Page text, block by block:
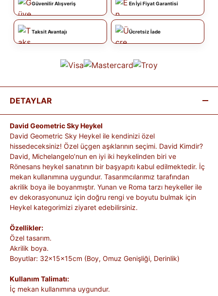
Güvenilir Alışveriş En İyi Fiyat Garantisi
Taksit Avantajı Ücretsiz İade
DETAYLAR
David Geometric Sky Heykel
David Geometric Sky Heykel ile kendinizi özel
hissedeceksiniz! Özel üçgen aşıklarının seçimi. David Kimdir?
David, Michelangelo’nun en iyi iki heykelinden biri ve
Rönesans heykel sanatının bir başyapıtı kabul edilmektedir. İç
mekan kullanımına uygundur. Tasarımcılarımız tarafından
akrilik boya ile boyanmıştır. Yunan ve Roma tarzı heykeller ile
ev dekorasyonunuz için doğru rengi ve boyutu bulmak için
Heykel kategorimizi ziyaret edebilirsiniz.
Özellikler:
Özel tasarım.
Akrilik boya.
Boyutlar: 32x15x15cm (Boy, Omuz Genişliği, Derinlik)
Kullanım Talimatı:
İç mekan kullanımına uygundur.